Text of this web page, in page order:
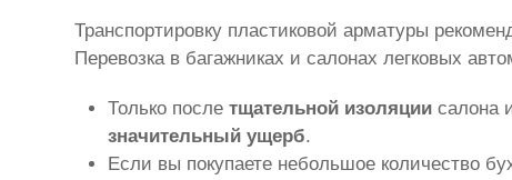
Транспортировку пластиковой арматуры
Перевозка в багажниках и салонах легковых
Только послетщательной изоляции салона
значительный ущерб.
Если вы покупаете небольшое количество